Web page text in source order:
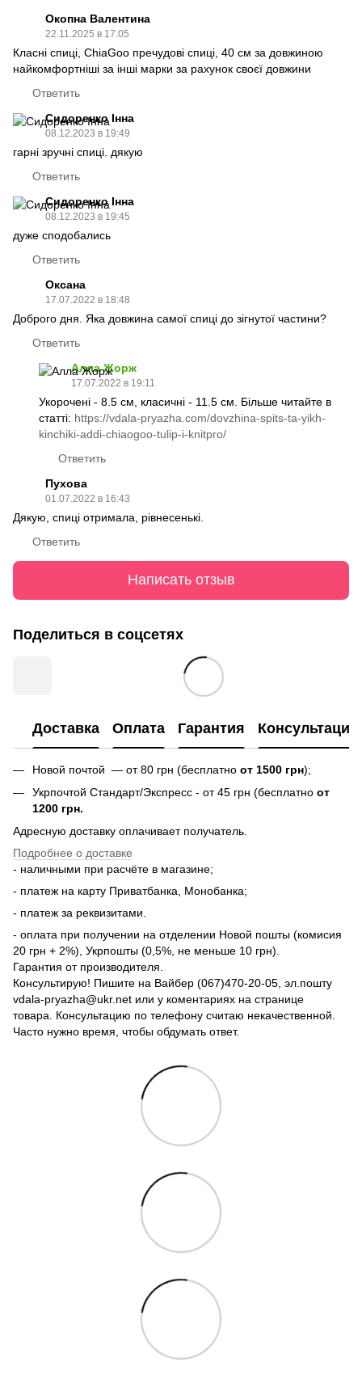
Окопна Валентина
22.11.2025 в 17:05
Класні спиці, ChiaGoo пречудові спиці, 40 см за довжиною
найкомфортніші за інші марки за рахунок своєї довжини
Ответить
Сидоренко Інна
08.12.2023 в 19:49
гарні зручні спиці. дякую
Ответить
Сидоренко Інна
08.12.2023 в 19:45
дуже сподобались
Ответить
Оксана
17.07.2022 в 18:48
Доброго дня. Яка довжина самої спиці до зігнутої частини?
Ответить
Алла Жорж
17.07.2022 в 19:11
Укорочені - 8.5 см, класичні - 11.5 см. Більше читайте в
статті: https://vdala-pryazha.com/dovzhina-spits-ta-yikh-
kinchiki-addi-chiaogoo-tulip-i-knitpro/
Ответить
Пухова
01.07.2022 в 16:43
Дякую, спиці отримала, рівнесенькі.
Ответить
Написать отзыв
Поделиться в соцсетях
Доставка Оплата Гарантия Консультация
Новой почтой — от 80 грн (бесплатно от 1500 грн);
Укрпочтой Стандарт/Экспресс - от 45 грн (бесплатно от
1200 грн.
Адресную доставку оплачивает получатель.
Подробнее о доставке
- наличными при расчёте в магазине;
- платеж на карту Приватбанка, Монобанка;
- платеж за реквизитами.
- оплата при получении на отделении Новой пошты (комисия
20 грн + 2%), Укрпошты (0,5%, не меньше 10 грн).
Гарантия от производителя.
Консультирую! Пишите на Вайбер (067)470-20-05, эл.пошту
vdala-pryazha@ukr.net или у коментариях на странице
товара. Консультацию по телефону считаю некачественной.
Часто нужно время, чтобы обдумать ответ.